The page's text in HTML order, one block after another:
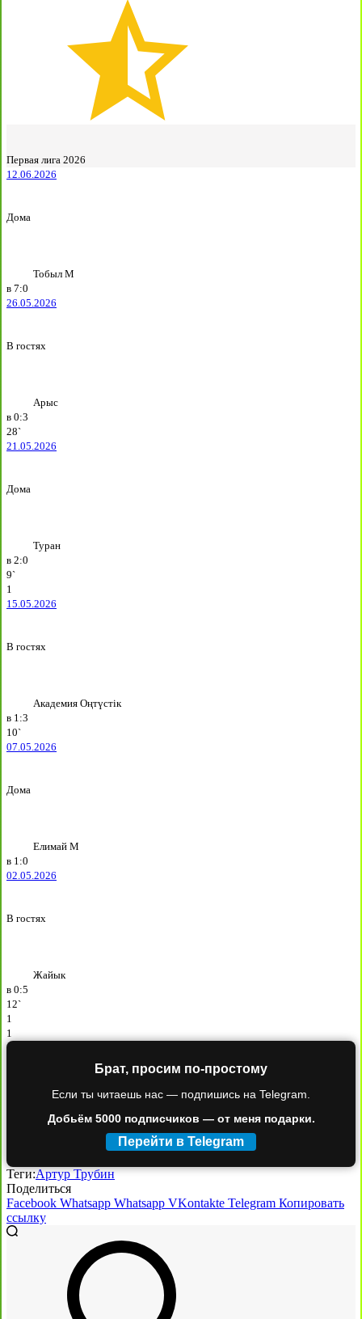
Первая лига 2026
12.06.2026
Дома
Тобыл М
в 7:0
26.05.2026
В гостях
Арыс
в 0:3
28`
21.05.2026
Дома
Туран
в 2:0
9`
1
15.05.2026
В гостях
Академия Оңтүстік
в 1:3
10`
07.05.2026
Дома
Елимай М
в 1:0
02.05.2026
В гостях
Жайык
в 0:5
12`
1
1
Брат, просим по-простому
Если ты читаешь нас — подпишись на Telegram.
Добьём 5000 подписчиков — от меня подарки.
Перейти в Telegram
Теги:Артур Трубин
Поделиться
Facebook Whatsapp Whatsapp VKontakte Telegram Копировать
ссылку